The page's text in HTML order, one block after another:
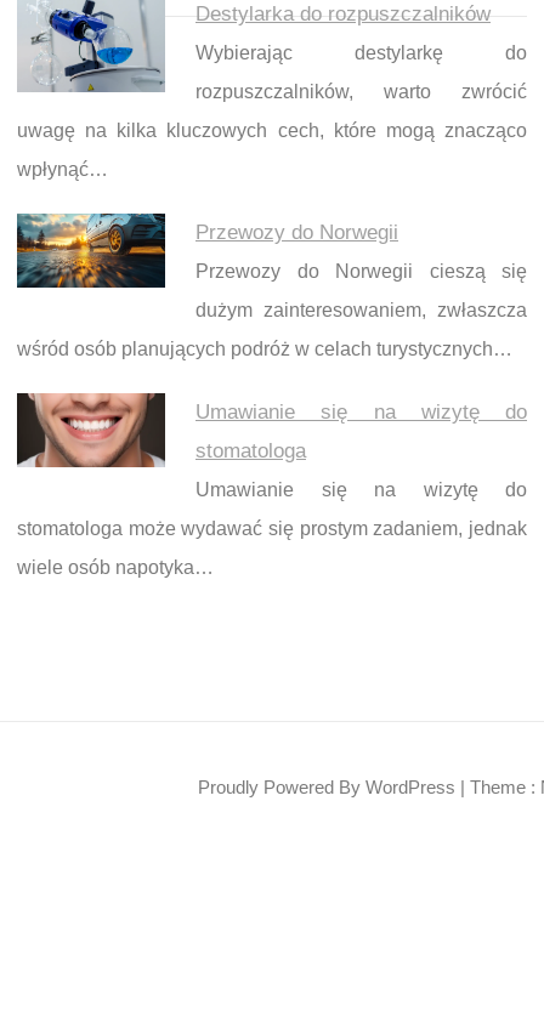
Destylarka do rozpuszczalników
Wybierając destylarkę do
rozpuszczalników, warto zwrócić
uwagę na kilka kluczowych cech, które mogą znacząco
wpłynąć…
Przewozy do Norwegii
Przewozy do Norwegii cieszą się
dużym zainteresowaniem, zwłaszcza
wśród osób planujących podróż w celach turystycznych…
Umawianie się na wizytę do
stomatologa
Umawianie się na wizytę do
stomatologa może wydawać się prostym zadaniem, jednak
wiele osób napotyka…
Proudly Powered By WordPress | Theme :